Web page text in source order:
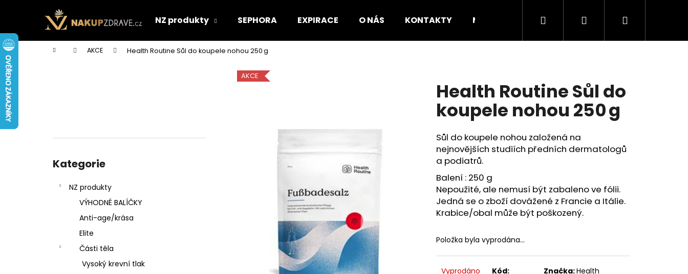
NZ produkty SEPHORA EXPIRACE O NÁS KONTAKTY Moje objednávka RADY A INSPIRACE
Hledat PřihlášeníNákupní
Domů AKCE Health Routine Sůl do koupele nohou 250 g
kategorie
Kategorie
NZ produkty
VÝHODNÉ BALÍČKY
Anti-age/krása
Elite
Části těla
Vysoký krevní tlak
Health Routine Sůl do
koupele nohou 250 g
Sůl do koupele nohou založená na
nejnovějších studiích předních dermatologů
a podiatrů.
Balení : 250 g
Nepoužité, ale nemusí být zabaleno ve fólii.
Jedná se o zboží dovážené z Francie a Itálie.
Krabice/obal může být poškozený.
Položka byla vyprodána…
Vyprodáno
Kód:
Značka:Health
AKCE
š
í
k
Zpět
do
Zpět
do
Co potřebujete najít?
Doporučujeme
Následující
SCHIZANDRA
329 Kč
RETINOL SÉRUM S VITAMÍNY C, E, F 30 ML